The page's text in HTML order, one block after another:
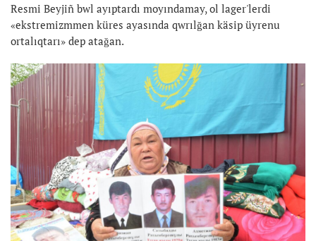
Resmi Beyjiñ bwl ayıptardı moyındamay, ol lager'lerdi
«ekstremizmmen küres ayasında qwrılğan käsip üyrenu
ortalıqtarı» dep atağan.